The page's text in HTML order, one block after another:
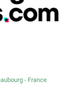
- France